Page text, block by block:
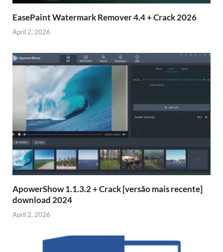
EasePaint Watermark Remover 4.4 + Crack 2026
April 2, 2026
ApowerShow 1.1.3.2 + Crack [versão mais recente]
download 2024
April 2, 2026